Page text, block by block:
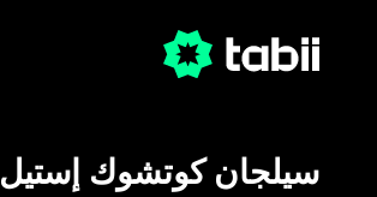
سيلجان كوتشوك إستيل